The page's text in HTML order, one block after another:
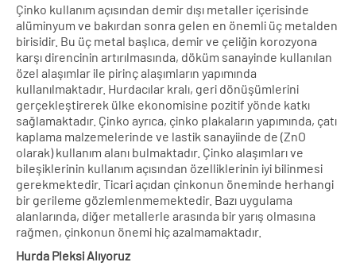
Çinko kullanım açısından demir dışı metaller içerisinde
alüminyum ve bakırdan sonra gelen en önemli üç metalden
birisidir. Bu üç metal başlıca, demir ve çeliğin korozyona
karşı direncinin artırılmasında, döküm sanayinde kullanılan
özel alaşımlar ile pirinç alaşımların yapımında
kullanılmaktadır. Hurdacılar kralı, geri dönüşümlerini
gerçekleştirerek ülke ekonomisine pozitif yönde katkı
sağlamaktadır. Çinko ayrıca, çinko plakaların yapımında, çatı
kaplama malzemelerinde ve lastik sanayiinde de (ZnO
olarak) kullanım alanı bulmaktadır. Çinko alaşımları ve
bileşiklerinin kullanım açısından özelliklerinin iyi bilinmesi
gerekmektedir. Ticari açıdan çinkonun öneminde herhangi
bir gerileme gözlemlenmemektedir. Bazı uygulama
alanlarında, diğer metallerle arasında bir yarış olmasına
rağmen, çinkonun önemi hiç azalmamaktadır.
Hurda Pleksi Alıyoruz